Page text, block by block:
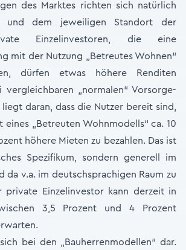
des Marktes richten sich natürlich
und dem jeweiligen Standort der
Einzelinvestoren, die eine
mit der Nutzung „Betreutes Wohnen“
dürfen etwas höhere Renditen
vergleichbaren „normalen“ Vorsorge-
daran, dass die Nutzer bereit sind,
„Betreuten Wohnmodells“ ca. 10
höhere Mieten zu bezahlen. Das ist
Spezifikum, sondern generell im
da v.a. im deutschsprachigen Raum zu
private Einzelinvestor kann derzeit in
3,5 Prozent und 4 Prozent
bei den „Bauherrenmodellen“ dar.